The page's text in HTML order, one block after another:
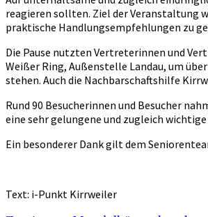
reagieren sollten. Ziel der Veranstaltung
praktische Handlungsempfehlungen zu
Die Pause nutzten Vertreterinnen und
Weißer Ring, Außenstelle Landau, um
stehen. Auch die Nachbarschaftshilfe
Rund 90 Besucherinnen und Besucher
eine sehr gelungene und zugleich
Ein besonderer Dank gilt dem
Text: i-Punkt Kirrweiler